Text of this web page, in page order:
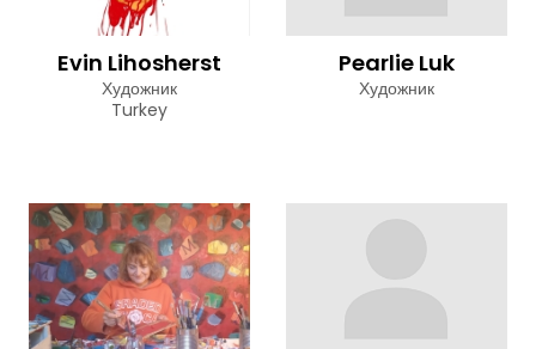
Evin Lihosherst
Художник
Turkey
Pearlie Luk
Художник